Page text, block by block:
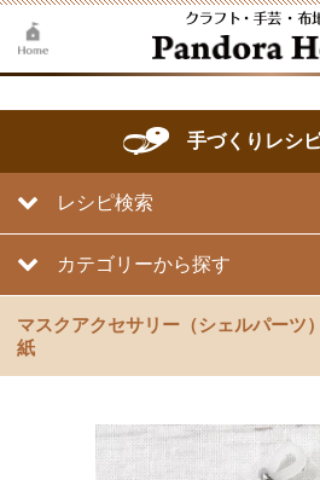
手づくりレシ
レシピ検索
カテゴリーから探す
マスクアクセサリー（シェルパーツ
紙